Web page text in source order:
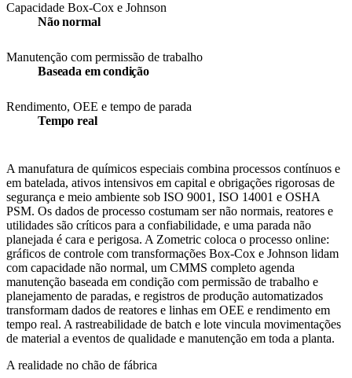
Capacidade Box-Cox e Johnson
Não normal
Manutenção com permissão de trabalho
Baseada em condição
Rendimento, OEE e tempo de parada
Tempo real
A manufatura de químicos especiais combina processos contínuos e
em batelada, ativos intensivos em capital e obrigações rigorosas de
segurança e meio ambiente sob ISO 9001, ISO 14001 e OSHA
PSM. Os dados de processo costumam ser não normais, reatores e
utilidades são críticos para a confiabilidade, e uma parada não
planejada é cara e perigosa. A Zometric coloca o processo online:
gráficos de controle com transformações Box-Cox e Johnson lidam
com capacidade não normal, um CMMS completo agenda
manutenção baseada em condição com permissão de trabalho e
planejamento de paradas, e registros de produção automatizados
transformam dados de reatores e linhas em OEE e rendimento em
tempo real. A rastreabilidade de batch e lote vincula movimentações
de material a eventos de qualidade e manutenção em toda a planta.
A realidade no chão de fábrica